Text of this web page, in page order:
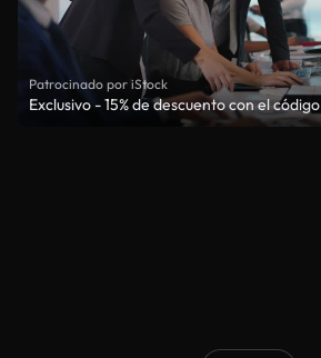
Patrocinado por iStock
Exclusivo - 15% de descuento con el código